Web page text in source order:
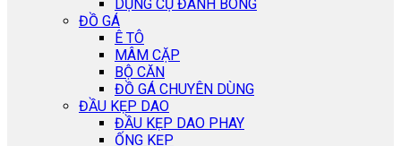
DỤNG CỤ ĐÁNH BÓNG
ĐỒ GÁ
Ê TÔ
MÂM CẶP
BỘ CĂN
ĐỒ GÁ CHUYÊN DÙNG
ĐẦU KẸP DAO
ĐẦU KẸP DAO PHAY
ỐNG KẸP